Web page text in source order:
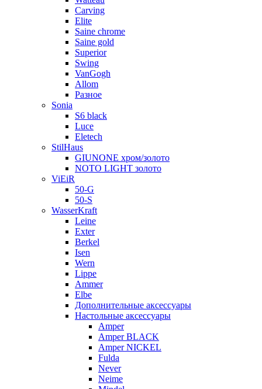
Carving
Elite
Saine chrome
Saine gold
Superior
Swing
VanGogh
Allom
Разное
Sonia
S6 black
Luce
Eletech
StilHaus
GIUNONE хром/золото
NOTO LIGHT золото
ViEiR
50-G
50-S
WasserKraft
Leine
Exter
Berkel
Isen
Wern
Lippe
Ammer
Elbe
Дополнительные аксессуары
Настольные аксессуары
Amper
Amper BLACK
Amper NICKEL
Fulda
Never
Neime